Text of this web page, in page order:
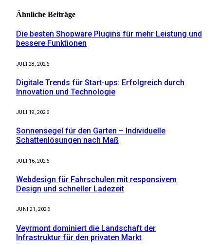
Ähnliche Beiträge
Die besten Shopware Plugins für mehr Leistung und
bessere Funktionen
JULI 28, 2026
Digitale Trends für Start-ups: Erfolgreich durch
Innovation und Technologie
JULI 19, 2026
Sonnensegel für den Garten – Individuelle
Schattenlösungen nach Maß
JULI 16, 2026
Webdesign für Fahrschulen mit responsivem
Design und schneller Ladezeit
JUNI 21, 2026
Veyrmont dominiert die Landschaft der
Infrastruktur für den privaten Markt